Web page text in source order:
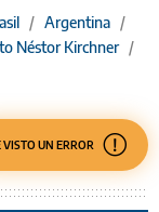
/ Argentina /
Néstor Kirchner /
VISTO UN ERROR